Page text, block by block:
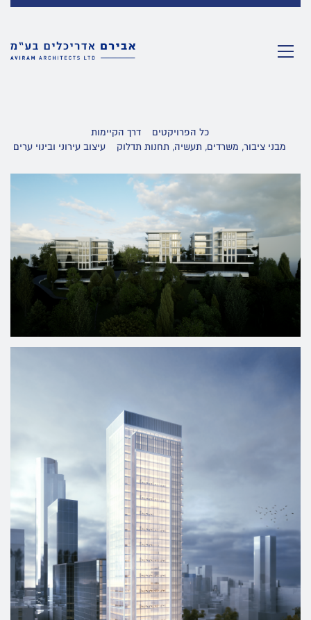
כל הפרויקטים
דרך הקיימות
מבני ציבור, משרדים, תעשיה, תחנות תדלוק
עיצוב עירוני ובינוי ערים